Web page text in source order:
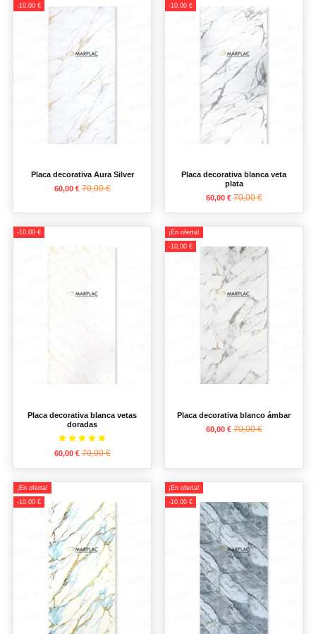
-10,00 €
Placa decorativa Aura Silver
60,00 €70,00 €
-10,00 €
Placa decorativa blanca veta
plata
60,00 €70,00 €
-10,00 €
Placa decorativa blanca vetas
doradas
60,00 €70,00 €
¡En oferta!
-10,00 €
Placa decorativa blanco ámbar
60,00 €70,00 €
¡En oferta!
-10,00 €
¡En oferta!
-10,00 €